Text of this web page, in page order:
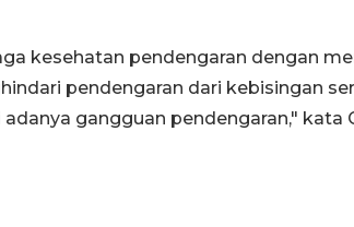
kesehatan pendengaran dengan
pendengaran dari kebisingan
gangguan pendengaran," kata